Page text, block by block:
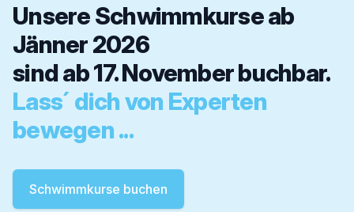
Unsere Schwimmkurse ab
Jänner 2026
sind ab 17. November buchbar.
Lass´ dich von Experten
bewegen ...
Schwimmkurse buchen